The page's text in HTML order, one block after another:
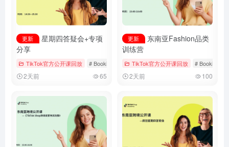
更新
星期四答疑会+专项
分享
TikTok官方公开课回放 # Bookings & Vouchers # tiktok # 厨房用品
2天前 65
更新
东南亚Fashion品类
训练营
TikTok官方公开课回放 # Bookings
2天前 100